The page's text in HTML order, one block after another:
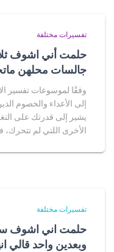
تفسيرات مختلفة
حلمت أني اشوف
جالسات محلهن
وفقًا لموسوعات تفسير
إلى الأعداء والخصوم
يشير إلى قدرتك على
الأخرى اللتي لم تتحرك،
تفسيرات مختلفة
حلمت اني اشوف
وبعدين واحد قالي